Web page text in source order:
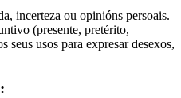
incerteza ou opinións persoais.
(presente, pretérito,
seus usos para expresar desexos,